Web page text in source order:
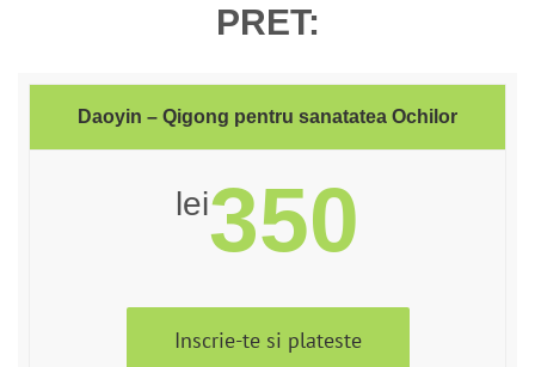
PRET:
Daoyin – Qigong pentru sanatatea Ochilor
lei350
Inscrie-te si plateste